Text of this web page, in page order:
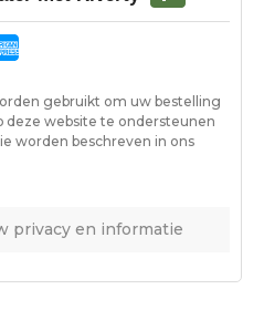
gebruikt om uw bestelling
website te ondersteunen
worden beschreven in ons
privacy en informatie